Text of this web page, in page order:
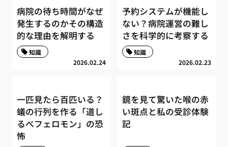
病院の待ち時間がなぜ
発生するのかその構造
的な理由を解明する
2026.02.24
知識
予約システムが機能し
ない？病院運営の難し
さを科学的に考察する
2026.02.23
知識
一匹見たら百匹いる？
蟻の行列を作る「道し
るべフェロモン」の恐
怖
鏡を見て驚いた喉の赤
い斑点と私の受診体験
記